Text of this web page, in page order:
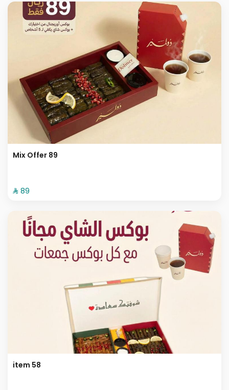
Mix Offer 89
⁨⁦‪‬ 89⁩
item 58